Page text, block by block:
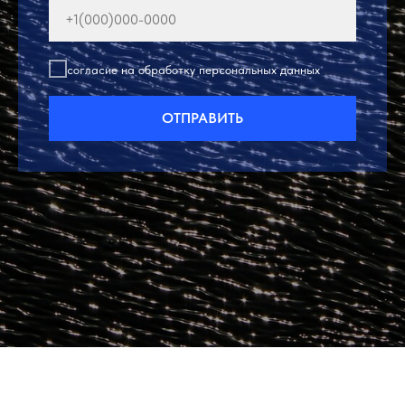
согласие на обработку персональных данных
ОТПРАВИТЬ